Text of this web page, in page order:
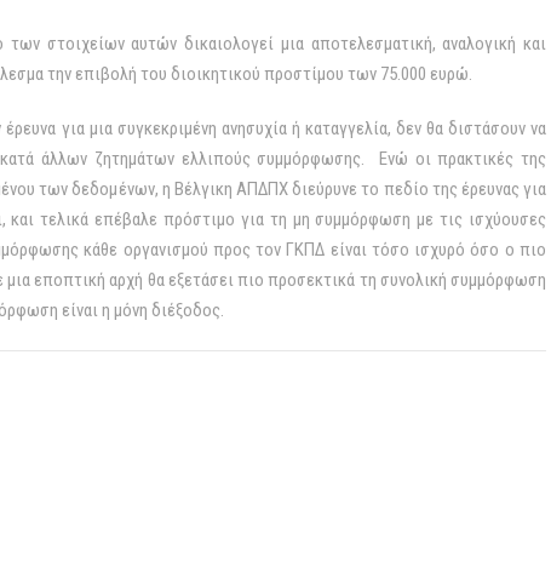
στοιχείων αυτών δικαιολογεί μια αποτελεσματική, αναλογική και
την επιβολή του διοικητικού προστίμου των 75.000 ευρώ.
για μια συγκεκριμένη ανησυχία ή καταγγελία, δεν θα διστάσουν να
άλλων ζητημάτων ελλιπούς συμμόρφωσης. Ενώ οι πρακτικές της
των δεδομένων, η Βέλγικη ΑΠΔΠΧ διεύρυνε το πεδίο της έρευνας για
τελικά επέβαλε πρόστιμο για τη μη συμμόρφωση με τις ισχύουσες
κάθε οργανισμού προς τον ΓΚΠΔ είναι τόσο ισχυρό όσο ο πιο
εποπτική αρχή θα εξετάσει πιο προσεκτικά τη συνολική συμμόρφωση
είναι η μόνη διέξοδος.